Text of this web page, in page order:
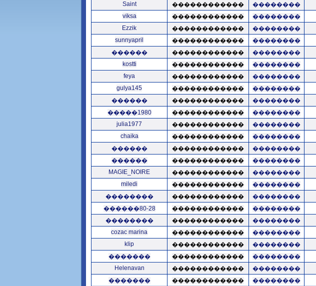
Saint
������������ ��������
viksa
������������ ��������
Ezzik
������������ ��������
sunnyapril
������������ ��������
������
������������ ��������
kostti
������������ ��������
feya
������������ ��������
gulya145
������������ ��������
������
������������ ��������
�����1980
������������ ��������
julia1977
������������ ��������
chaika
������������ ��������
������
������������ ��������
������
������������ ��������
MAGIE_NOIRE
������������ ��������
miledi
������������ ��������
��������
������������ ��������
������80-28
������������ ��������
��������
������������ ��������
cozac marina
������������ ��������
klip
������������ ��������
�������
������������ ��������
Helenavan
������������ ��������
�������
������������ ��������